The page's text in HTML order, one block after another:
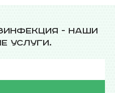
- наши
услуги.